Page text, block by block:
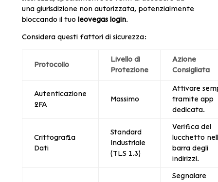
una giurisdizione non autorizzata, potenzialmente
bloccando il tuo leovegas login.
Considera questi fattori di sicurezza:
Protocollo
Livello di
Protezione
Azione
Consigliata
Autenticazione
2FA
Massimo
Attivare
tramite app
dedicata.
Crittografia
Dati
Standard
Industriale
(TLS 1.3)
Verifica del
lucchetto
barra degli
indirizzi.
Segnalare